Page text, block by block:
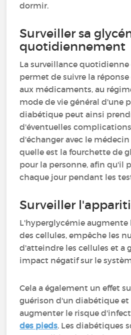
dormir.
Surveiller sa
quotidiennement
La surveillance
permet de suivre la
aux médicaments, au
mode de vie général d'une
diabétique peut ainsi
d'éventuelles
d'échanger avec le
quelle est la fourchette de
pour la personne, afin qu'il
chaque jour pendant les
Surveiller
L'hyperglycémie
des cellules, empêche les
d'atteindre les cellules et a
impact négatif sur le
Cela a également un effet
guérison d'un diabétique
augmenter le risque
des pieds. Les diabétiques